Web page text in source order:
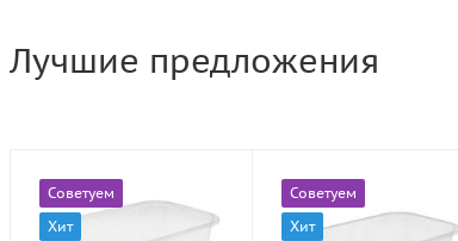
Лучшие предложения
Советуем
Хит
Советуем
Хит